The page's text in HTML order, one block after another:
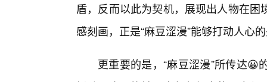
盾，反而以此为契机，展现出人物在
感刻画，正是“麻豆涩漫”能够打动人心
更重要的是，“麻豆涩漫”所传达